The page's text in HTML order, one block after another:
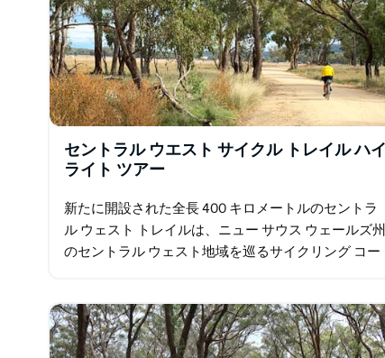
セントラル ウエスト サイクル トレイル ハイ
ライト ツアー
新たに開設された全長 400 キロメートルのセントラ
ル ウェスト トレイルは、ニュー サウス ウェールズ州
のセントラル ウェスト地域を巡るサイクリング コー